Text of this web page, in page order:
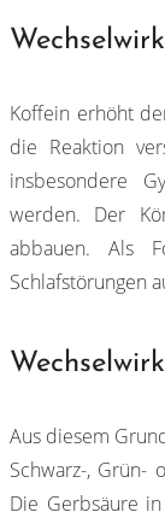
Koffein erhöht
die Reaktion
insbesondere
werden. Der
abbauen. Als
Schlafstörungen
Aus diesem
Schwarz-, Grün-
Die Gerbsäure